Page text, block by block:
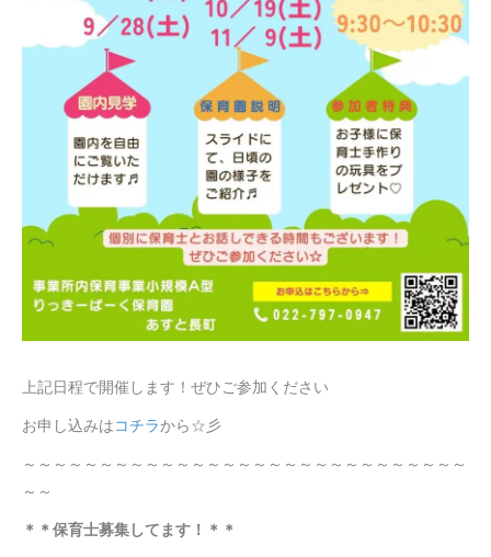
上記日程で開催します！ぜひご参加ください
お申し込みはコチラから☆彡
～～～～～～～～～～～～～～～～～～～～～～～～～～～～～
～～
＊＊保育士募集してます！＊＊